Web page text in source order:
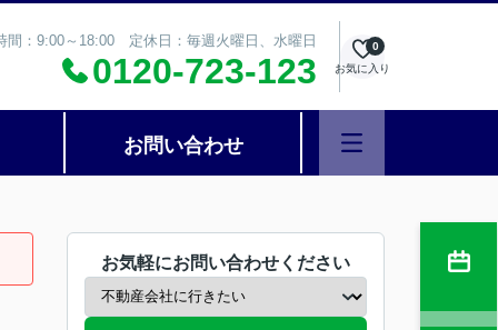
間：9:00～18:00 定休日：毎週火曜日、水曜日
0120-723-123 お気に入り
0
お問い合わせ
お気軽にお問い合わせください